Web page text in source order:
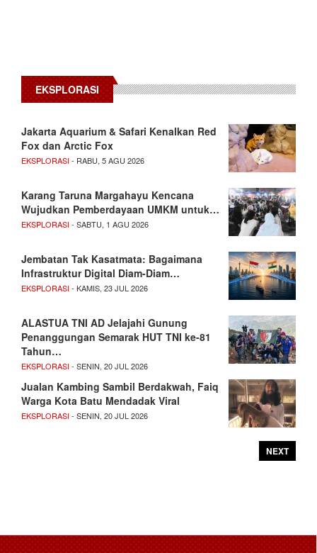
EKSPLORASI
Jakarta Aquarium & Safari Kenalkan Red
Fox dan Arctic Fox
EKSPLORASI- RABU, 5 AGU 2026
Karang Taruna Margahayu Kencana
Wujudkan Pemberdayaan UMKM untuk…
EKSPLORASI- SABTU, 1 AGU 2026
Jembatan Tak Kasatmata: Bagaimana
Infrastruktur Digital Diam-Diam…
EKSPLORASI- KAMIS, 23 JUL 2026
ALASTUA TNI AD Jelajahi Gunung
Penanggungan Semarak HUT TNI ke-81
Tahun…
EKSPLORASI- SENIN, 20 JUL 2026
Jualan Kambing Sambil Berdakwah, Faiq
Warga Kota Batu Mendadak Viral
EKSPLORASI- SENIN, 20 JUL 2026
NEXT